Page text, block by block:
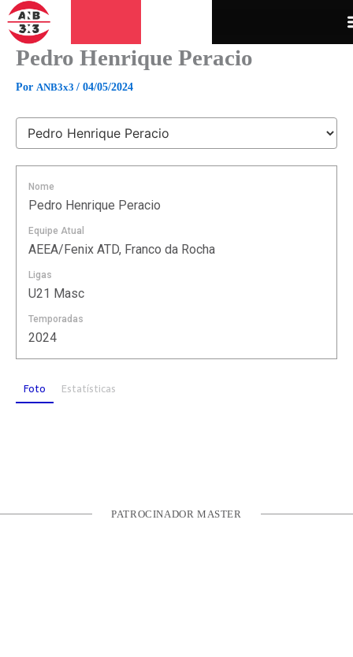
para
conteúdo
Pedro Henrique Peracio
Por ANB3x3 / 04/05/2024
Nome
Pedro Henrique Peracio
Equipe Atual
AEEA/Fenix ATD, Franco da Rocha
Ligas
U21 Masc
Temporadas
2024
Foto Estatísticas
PATROCINADOR MASTER